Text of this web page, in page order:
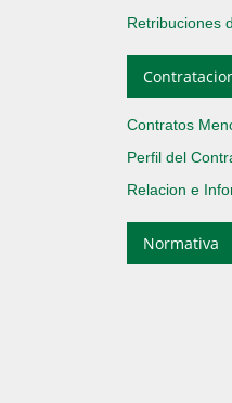
Retribuciones
Contratos
Perfil del
Relacion e
Normativa